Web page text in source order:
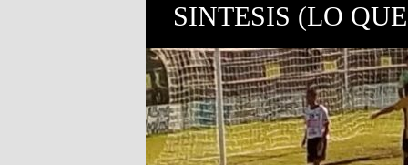
SINTESIS (LO